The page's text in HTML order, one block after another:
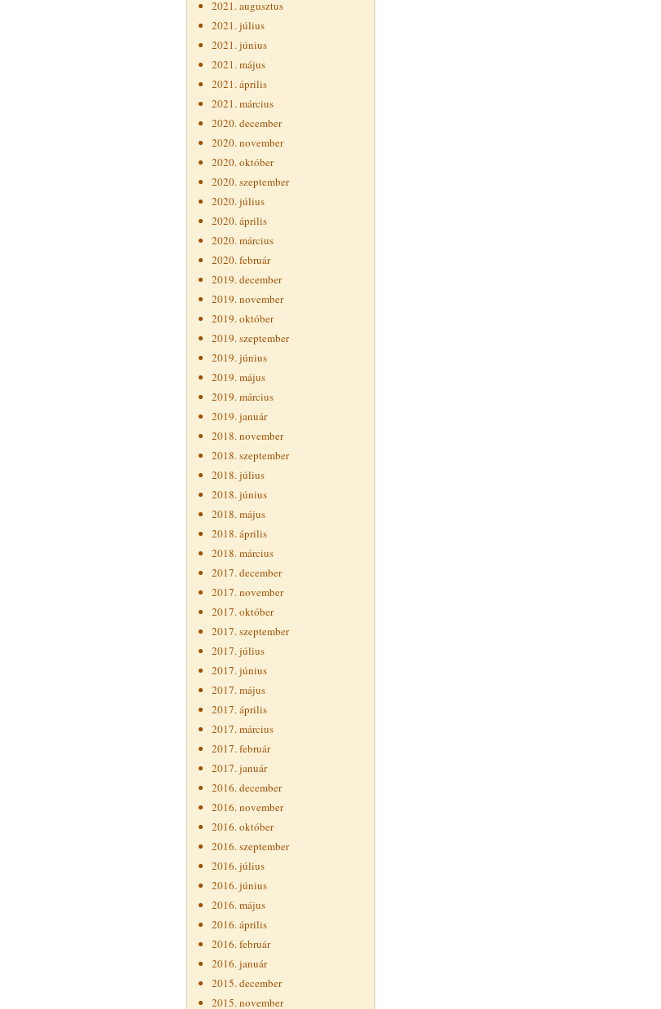
2021. augusztus
2021. július
2021. június
2021. május
2021. április
2021. március
2020. december
2020. november
2020. október
2020. szeptember
2020. július
2020. április
2020. március
2020. február
2019. december
2019. november
2019. október
2019. szeptember
2019. június
2019. május
2019. március
2019. január
2018. november
2018. szeptember
2018. július
2018. június
2018. május
2018. április
2018. március
2017. december
2017. november
2017. október
2017. szeptember
2017. július
2017. június
2017. május
2017. április
2017. március
2017. február
2017. január
2016. december
2016. november
2016. október
2016. szeptember
2016. július
2016. június
2016. május
2016. április
2016. február
2016. január
2015. december
2015. november